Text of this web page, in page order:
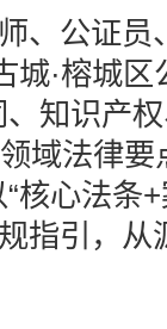
公证员
城·榕城
知识产
域法律
核心法条
指引，从